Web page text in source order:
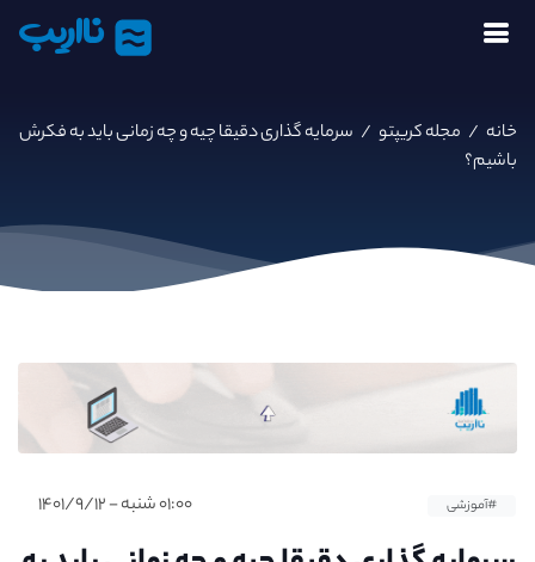
نااریب
خانه / مجله کریپتو / سرمایه گذاری دقیقا چیه و چه زمانی باید به فکرش
باشیم؟
#آموزشی ۰۱:۰۰ شنبه - ۱۴۰۱/۹/۱۲